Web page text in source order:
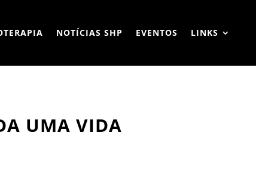
NOTÍCIAS SHP EVENTOS LINKS
UMA VIDA